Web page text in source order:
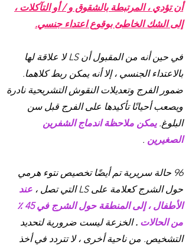
أن تؤدي ، المرتبطة بالشقوق و / أو التآكلات ،
إلى الشك الخاطئ بوقوع اعتداء جنسي.
في حين أنه من المقبول أن LS لا علاقة لها
بالاعتداء الجنسي ، إلا أنه يمكن ربط كلاهما.
ضمور الفرج وتعديلات النقوش التشريحية نادرة
ويصعب أحيانًا تأكيدها على الفرج قبل سن
البلوغ.يمكن ملاحظة اندماج الشفرين
الصغيرين .
96 حالة سريرية تم أيضًا تخصيص نتوء هرمي
حول الشرج كعلامة على LS التي تصل ،
عند
الأطفال ، إلى المنطقة حول الشرج في 45 ٪
من الحالات .الخزعة ليست ضرورية لتحديد
التشخيص. من ناحية أخرى ، لا تتردد في أخذ